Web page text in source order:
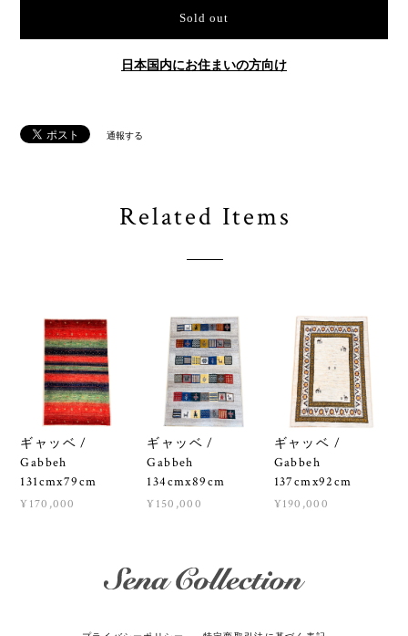
Sold out
日本国内にお住まいの方向け
通報する
Related Items
ギャッベ /
Gabbeh
131cmx79cm
¥170,000
ギャッベ /
Gabbeh
134cmx89cm
¥150,000
ギャッベ /
Gabbeh
137cmx92cm
¥190,000